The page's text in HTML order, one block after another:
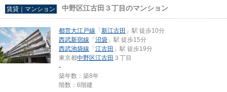
賃貸｜マンション 中野区江古田３丁目のマンション
都営大江戸線 「 新江古田 」駅 徒歩10分
西武新宿線 「 沼袋 」駅 徒歩15分
西武池袋線 「 江古田 」駅 徒歩19分
東京都中野区江古田 ３丁目
-
築年数：築8年
階数：6階建